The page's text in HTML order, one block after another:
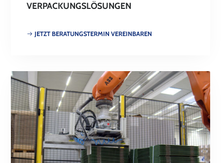
ERPACKUNGSLÖSUNGEN
JETZT BERATUNGSTERMIN VEREINBAREN